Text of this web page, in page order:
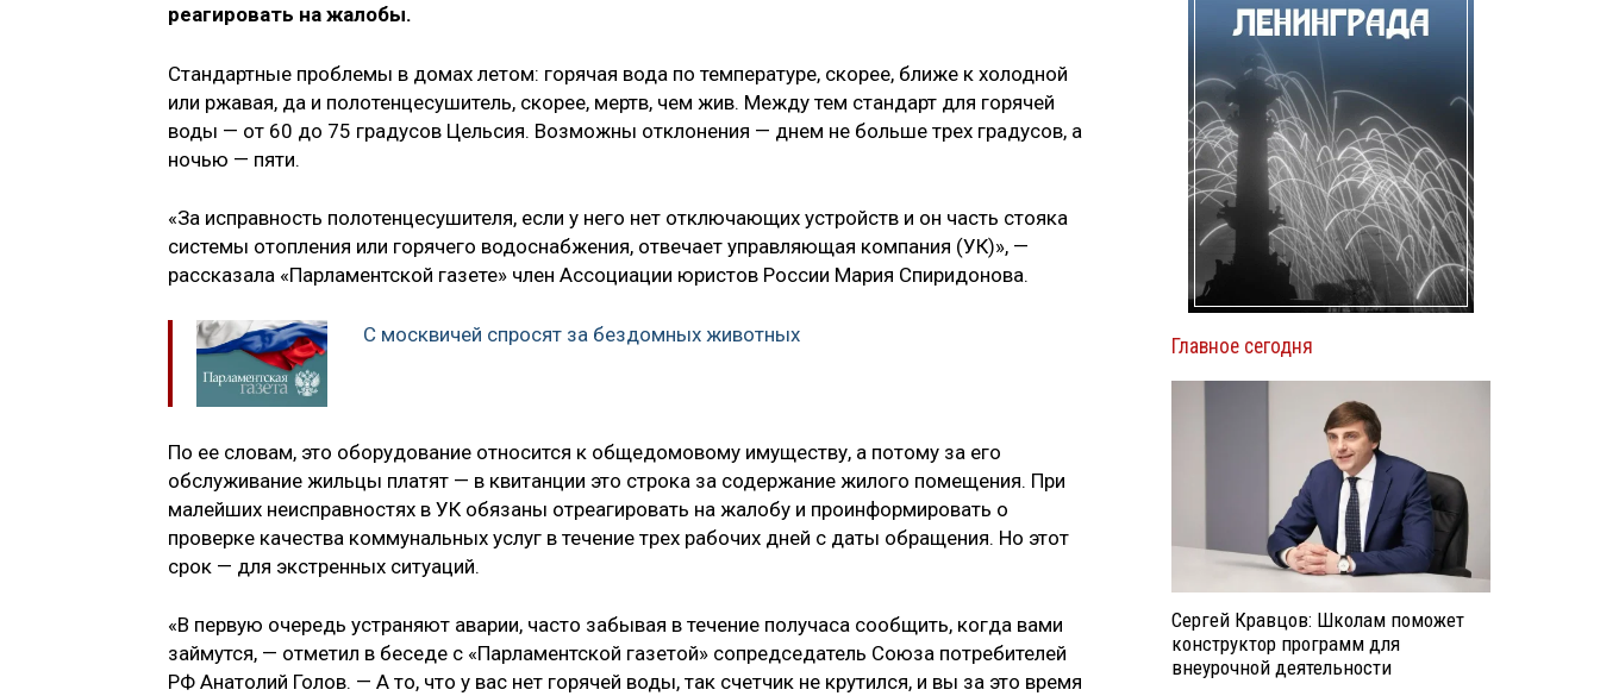
реагировать на жалобы.
Стандартные проблемы в домах летом: горячая вода по температуре, скорее, ближе к холодной
или ржавая, да и полотенцесушитель, скорее, мертв, чем жив. Между тем стандарт для горячей
воды — от 60 до 75 градусов Цельсия. Возможны отклонения — днем не больше трех градусов, а
ночью — пяти.
«За исправность полотенцесушителя, если у него нет отключающих устройств и он часть стояка
системы отопления или горячего водоснабжения, отвечает управляющая компания (УК)», —
рассказала «Парламентской газете» член Ассоциации юристов России Мария Спиридонова.
С москвичей спросят за бездомных животных
По ее словам, это оборудование относится к общедомовому имуществу, а потому за его
обслуживание жильцы платят — в квитанции это строка за содержание жилого помещения. При
малейших неисправностях в УК обязаны отреагировать на жалобу и проинформировать о
проверке качества коммунальных услуг в течение трех рабочих дней с даты обращения. Но этот
срок — для экстренных ситуаций.
«В первую очередь устраняют аварии, часто забывая в течение получаса сообщить, когда вами
займутся, — отметил в беседе с «Парламентской газетой» сопредседатель Союза потребителей
РФ Анатолий Голов. — А то, что у вас нет горячей воды, так счетчик не крутился, и вы за это время
Главное сегодня
Сергей Кравцов: Школам поможет
конструктор программ для
внеурочной деятельности